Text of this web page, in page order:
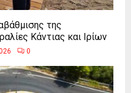
της
Κάντιας και Ιρίων
0